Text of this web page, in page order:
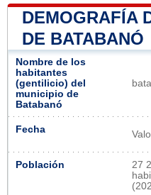
DEMOGRAFÍA
DE BATABANÓ
Nombre de los
habitantes
(gentilicio) del
municipio de
Batabanó
Fecha
Población
27